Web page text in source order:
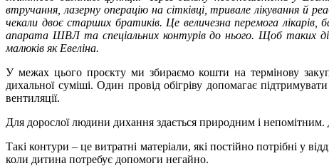
втручання, лазерну операцію на сітківці, тривале лікування й
чекали двоє старших братиків. Це величезна перемога
апарата ШВЛ та спеціальних контурів до нього. Щоб таких
малюків як Евеліна.
У межах цього проєкту ми збираємо кошти на термінову
дихальної суміші. Один провід обігріву допомагає
вентиляції.
Для дорослої людини дихання здається природним і
Такі контури – це витратні матеріали, які постійно потрібні у
коли дитина потребує допомоги негайно.